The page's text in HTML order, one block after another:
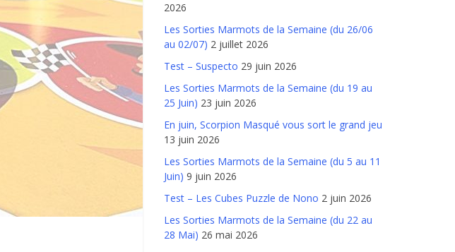
2026
Les Sorties Marmots de la Semaine (du 26/06
au 02/07) 2 juillet 2026
Test – Suspecto 29 juin 2026
Les Sorties Marmots de la Semaine (du 19 au
25 Juin) 23 juin 2026
En juin, Scorpion Masqué vous sort le grand jeu
13 juin 2026
Les Sorties Marmots de la Semaine (du 5 au 11
Juin) 9 juin 2026
Test – Les Cubes Puzzle de Nono 2 juin 2026
Les Sorties Marmots de la Semaine (du 22 au
28 Mai) 26 mai 2026